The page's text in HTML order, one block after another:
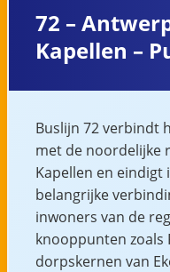
72 –
Kapellen –
Buslijn 72 verbindt
met de noordelijke
Kapellen en eindigt
belangrijke
inwoners van de
knooppunten zoals
dorpskernen van